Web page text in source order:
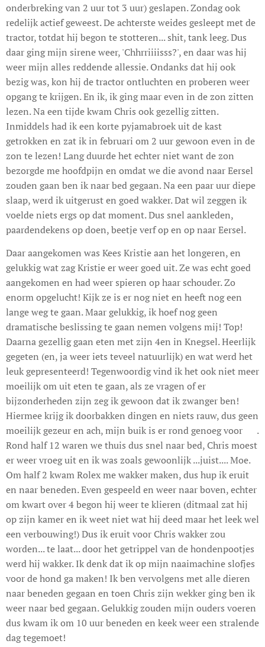
onderbreking van 2 uur tot 3 uur) geslapen. Zondag ook
redelijk actief geweest. De achterste weides gesleept met de
tractor, totdat hij begon te stotteren... shit, tank leeg. Dus
daar ging mijn sirene weer, 'Chhrriiiisss?', en daar was hij
weer mijn alles reddende allessie. Ondanks dat hij ook
bezig was, kon hij de tractor ontluchten en proberen weer
opgang te krijgen. En ik, ik ging maar even in de zon zitten
lezen. Na een tijde kwam Chris ook gezellig zitten.
Inmiddels had ik een korte pyjamabroek uit de kast
getrokken en zat ik in februari om 2 uur gewoon even in de
zon te lezen! Lang duurde het echter niet want de zon
bezorgde me hoofdpijn en omdat we die avond naar Eersel
zouden gaan ben ik naar bed gegaan. Na een paar uur diepe
slaap, werd ik uitgerust en goed wakker. Dat wil zeggen ik
voelde niets ergs op dat moment. Dus snel aankleden,
paardendekens op doen, beetje verf op en op naar Eersel.
Daar aangekomen was Kees Kristie aan het longeren, en
gelukkig wat zag Kristie er weer goed uit. Ze was echt goed
aangekomen en had weer spieren op haar schouder. Zo
enorm opgelucht! Kijk ze is er nog niet en heeft nog een
lange weg te gaan. Maar gelukkig, ik hoef nog geen
dramatische beslissing te gaan nemen volgens mij! Top!
Daarna gezellig gaan eten met zijn 4en in Knegsel. Heerlijk
gegeten (en, ja weer iets teveel natuurlijk) en wat werd het
leuk gepresenteerd! Tegenwoordig vind ik het ook niet meer
moeilijk om uit eten te gaan, als ze vragen of er
bijzonderheden zijn zeg ik gewoon dat ik zwanger ben!
Hiermee krijg ik doorbakken dingen en niets rauw, dus geen
moeilijk gezeur en ach, mijn buik is er rond genoeg voor 😊.
Rond half 12 waren we thuis dus snel naar bed, Chris moest
er weer vroeg uit en ik was zoals gewoonlijk ...juist.... Moe.
Om half 2 kwam Rolex me wakker maken, dus hup ik eruit
en naar beneden. Even gespeeld en weer naar boven, echter
om kwart over 4 begon hij weer te klieren (ditmaal zat hij
op zijn kamer en ik weet niet wat hij deed maar het leek wel
een verbouwing!) Dus ik eruit voor Chris wakker zou
worden... te laat... door het getrippel van de hondenpootjes
werd hij wakker. Ik denk dat ik op mijn naaimachine slofjes
voor de hond ga maken! Ik ben vervolgens met alle dieren
naar beneden gegaan en toen Chris zijn wekker ging ben ik
weer naar bed gegaan. Gelukkig zouden mijn ouders voeren
dus kwam ik om 10 uur beneden en keek weer een stralende
dag tegemoet!